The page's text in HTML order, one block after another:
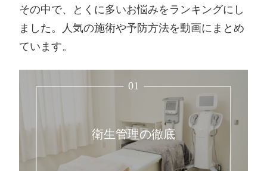
その中で、とくに多いお悩みをランキングにし
ました。人気の施術や予防方法を動画にまとめ
ています。
01
衛生管理の徹底